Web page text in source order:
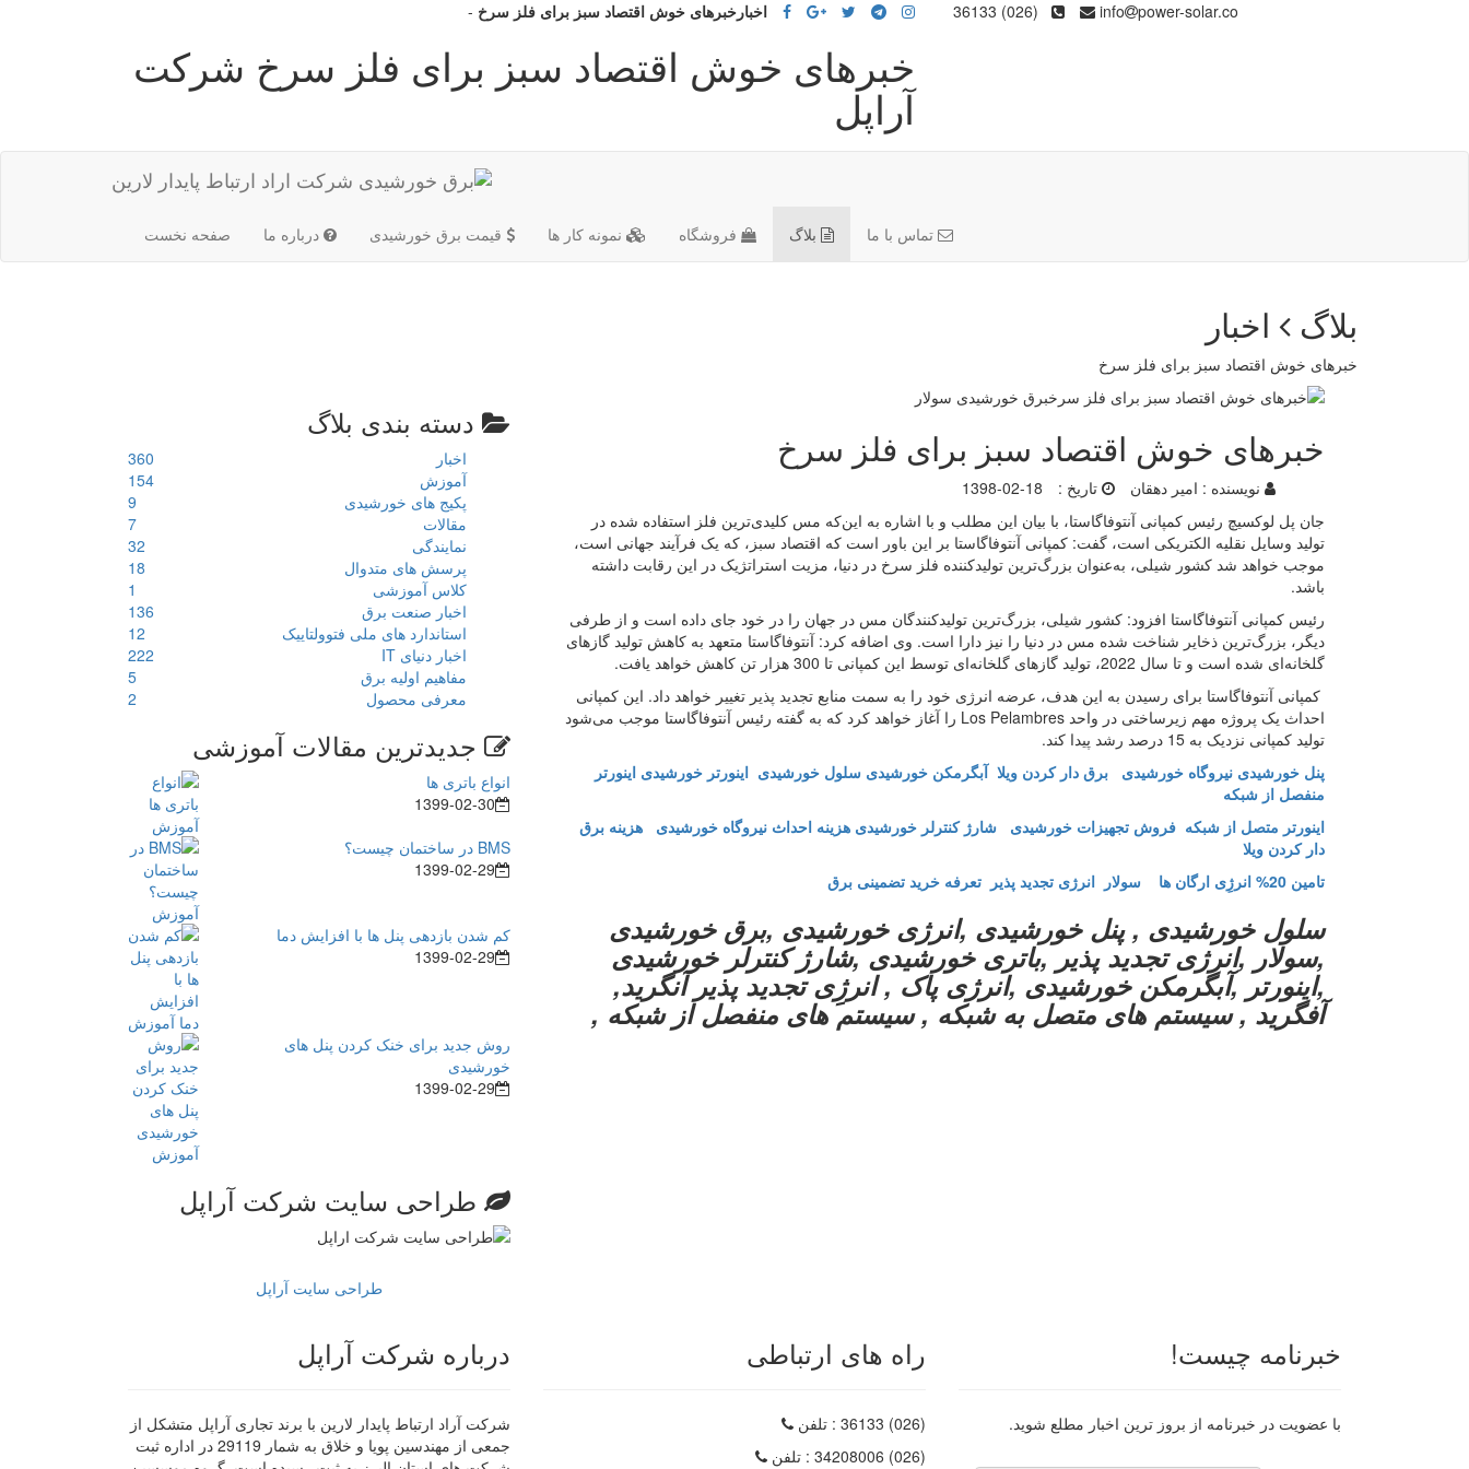
اخبارخبرهای خوش اقتصاد سبز برای فلز سرخ -
خبرهای خوش اقتصاد سبز برای فلز سرخ شرکت
آراپل
info power-solar.co
(026) 36133
صفحه نخست درباره ما قیمت برق خورشیدی نمونه کار ها فروشگاه بلاگ تماس با ما
بلاگ اخبار
خبرهای خوش اقتصاد سبز برای فلز سرخ
دسته بندی بلاگ
اخبار
360
آموزش
154
پکیج های خورشیدی
9
مقالات
7
نمایندگی
32
پرسش های متدوال
18
کلاس آموزشی
1
اخبار صنعت برق
136
استاندارد های ملی فتوولتاییک
12
اخبار دنیای IT
222
مفاهیم اولیه برق
5
معرفی محصول
2
جدیدترین مقالات آموزشی
انواع باتری ها
1399-02-30
BMS در ساختمان چیست؟
1399-02-29
کم شدن بازدهی پنل ها با افزایش دما
1399-02-29
روش جدید برای خنک کردن پنل های
خورشیدی
1399-02-29
طراحی سایت شرکت آراپل
طراحی سایت آراپل
خبرهای خوش اقتصاد سبز برای فلز سرخ
نویسنده : امیر دهقان تاریخ :
1398-02-18
جان پل لوکسیچ رئیس کمپانی آنتوفاگاستا، با بیان این مطلب و با اشاره به این‌که مس کلیدی‌ترین فلز استفاده شده در
تولید وسایل نقلیه الکتریکی است، گفت: کمپانی آنتوفاگاستا بر این باور است که اقتصاد سبز، که یک فرآیند جهانی است،
موجب خواهد شد کشور شیلی، به‌عنوان بزرگ‌ترین تولیدکننده فلز سرخ در دنیا، مزیت استراتژیک در این رقابت داشته
باشد.
رئیس کمپانی آنتوفاگاستا افزود: کشور شیلی، بزرگ‌ترین تولیدکنندگان مس در جهان را در خود جای‌ داده است و از طرفی
دیگر، بزرگ‌ترین ذخایر شناخت شده مس در دنیا را نیز دارا است. وی اضافه کرد: آنتوفاگاستا متعهد به کاهش تولید گازهای
گلخانه‌ای شده است و تا سال 2022، تولید گازهای گلخانه‌ای توسط این کمپانی تا 300 هزار تن کاهش خواهد یافت.
کمپانی آنتوفاگاستا برای رسیدن به این هدف، عرضه انرژی خود را به سمت منابع تجدید پذیر تغییر خواهد داد. این کمپانی
احداث یک پروژه مهم زیرساختی در واحد Los Pelambres را آغاز خواهد کرد که به گفته رئیس آنتوفاگاستا موجب می‌شود
تولید کمپانی نزدیک به 15 درصد رشد پیدا کند.
پنل خورشیدی نیروگاه خورشیدی برق دار کردن ویلا آبگرمکن خورشیدی سلول خورشیدی اینورتر خورشیدی اینورتر
منفصل از شبکه
اینورتر متصل از شبکه فروش تجهیزات خورشیدی شارژ کنترلر خورشیدی هزینه احداث نیروگاه خورشیدی
هزینه برق
دار کردن ویلا
تامین 20% انرژِی ارگان ها
سولار انرژی تجدید پذیر تعرفه خرید تضمینی برق
سلول خورشیدی , پنل خورشیدی ,انرژی خورشیدی ,برق خورشیدی
,سولار ,انرژی تجدید پذیر ,باتری خورشیدی ,شارژ کنترلر خورشیدی
,اینورتر ,آبگرمکن خورشیدی ,انرژی پاک , انرژِی تجدید پذیر آنگرید,
آفگرید , سیستم های متصل به شبکه , سیستم های منفصل از شبکه ,
درباره شرکت آراپل
شرکت آراد ارتباط پایدار لارین با برند تجاری آراپل متشکل از
جمعی از مهندسین پویا و خلاق به شمار 29119 در اداره ثبت
راه های ارتباطی
(026) 36133
: تلفن
(026) 34208006
: تلفن
خبرنامه چیست!
با عضویت در خبرنامه از بروز ترین اخبار مطلع شوید.